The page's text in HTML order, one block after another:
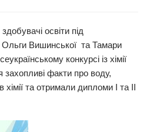
освіти під
Ольги Вишинської та Тамари
конкурсі із хімії
захопливі факти про воду,
та отримали дипломи І та ІІ